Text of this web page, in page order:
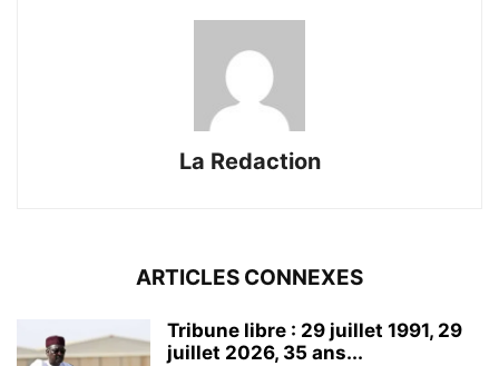
La Redaction
ARTICLES CONNEXES
Tribune libre : 29 juillet 1991, 29
juillet 2026, 35 ans...